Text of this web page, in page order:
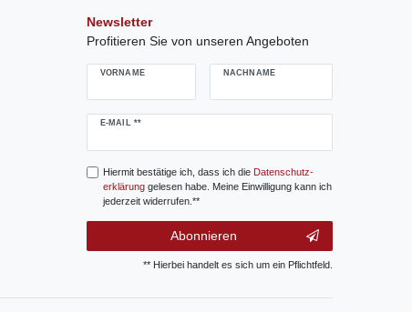
Newsletter
Profitieren Sie von unseren Angeboten
VORNAME NACHNAME
E-MAIL **
Newsletter
Hiermit bestätige ich, dass ich die Daten­schutz­
erklärunggelesen habe. Meine Einwilligung kann ich
jederzeit widerrufen.**
Abonnieren
** Hierbei handelt es sich um ein Pflichtfeld.